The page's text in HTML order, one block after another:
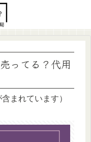
ってる？代用
まれています）